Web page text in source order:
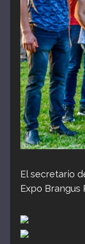
El secretario
Expo Brangus